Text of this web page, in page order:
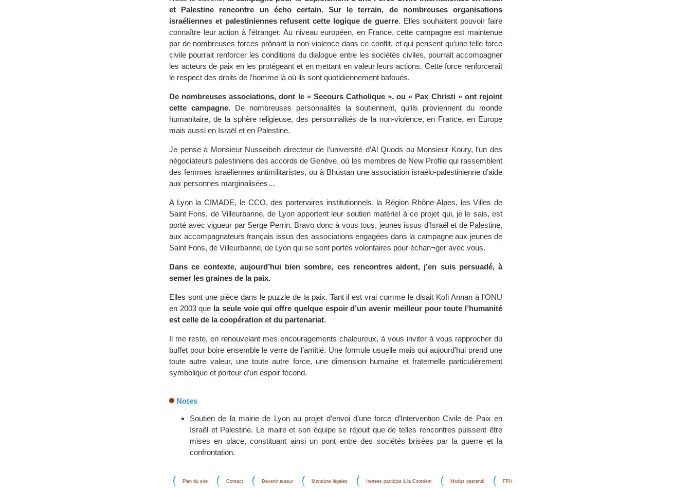
et Palestine rencontre un écho certain. Sur le terrain, de nombreuses organisations
israéliennes et palestiniennes refusent cette logique de guerre. Elles souhaitent pouvoir faire
connaître leur action à l’étranger. Au niveau européen, en France, cette campagne est maintenue
par de nombreuses forces prônant la non-violence dans ce conflit, et qui pensent qu’une telle force
civile pourrait renforcer les conditions du dialogue entre les sociétés civiles, pourrait accompagner
les acteurs de paix en les protégeant et en mettant en valeur leurs actions. Cette force renforcerait
le respect des droits de l’homme là où ils sont quotidiennement bafoués.
De nombreuses associations, dont le « Secours Catholique », ou « Pax Christi » ont rejoint
cette campagne. De nombreuses personnalités la soutiennent, qu’ils proviennent du monde
humanitaire, de la sphère religieuse, des personnalités de la non-violence, en France, en Europe
mais aussi en Israël et en Palestine.
Je pense à Monsieur Nusseibeh directeur de l’université d’Al Quods ou Monsieur Koury, l’un des
négociateurs palestiniens des accords de Genève, où les membres de New Profile qui rassemblent
des femmes israéliennes antimilitaristes, ou à Bhustan une association israélo-palestinienne d’aide
aux personnes marginalisées…
A Lyon la CIMADE, le CCO, des partenaires institutionnels, la Région Rhône-Alpes, les Villes de
Saint Fons, de Villeurbanne, de Lyon apportent leur soutien matériel à ce projet qui, je le sais, est
porté avec vigueur par Serge Perrin. Bravo donc à vous tous, jeunes issus d’Israël et de Palestine,
aux accompagnateurs français issus des associations engagées dans la campagne aux jeunes de
Saint Fons, de Villeurbanne, de Lyon qui se sont portés volontaires pour échan¬ger avec vous.
Dans ce contexte, aujourd’hui bien sombre, ces rencontres aident, j’en suis persuadé, à
semer les graines de la paix.
Elles sont une pièce dans le puzzle de la paix. Tant il est vrai comme le disait Kofi Annan à l’ONU
en 2003 que la seule voie qui offre quelque espoir d’un avenir meilleur pour toute l’humanité
est celle de la coopération et du partenariat.
Il me reste, en renouvelant mes encouragements chaleureux, à vous inviter à vous rapprocher du
buffet pour boire ensemble le verre de l’amitié. Une formule usuelle mais qui aujourd’hui prend une
toute autre valeur, une toute autre force, une dimension humaine et fraternelle particulièrement
symbolique et porteur d’un espoir fécond.
Notes
Soutien de la mairie de Lyon au projet d’envoi d’une force d’Intervention Civile de Paix en
Israël et Palestine. Le maire et son équipe se réjouit que de telles rencontres puissent être
mises en place, constituant ainsi un pont entre des sociétés brisées par la guerre et la
confrontation.
Plan du site Contact Devenir auteur Mentions légales Irenees participe à la Coredem Modus operandi FPH